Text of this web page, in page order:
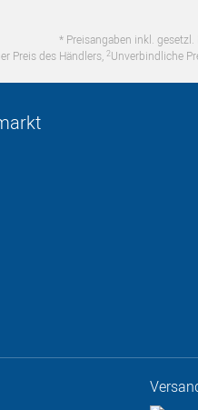
* Preisangaben inkl.
Preis des Händlers, 2Unverbindliche